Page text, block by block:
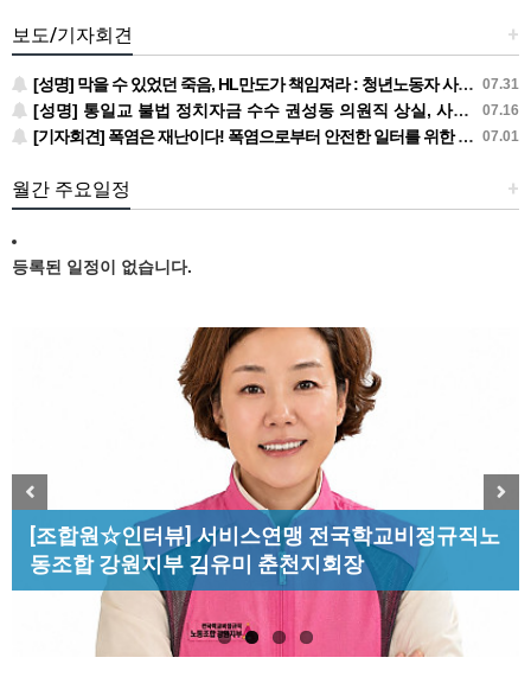
+
보도/기자회견
07.31
[성명] 막을 수 있었던 죽음, HL만도가 책임져라 : 청년노동자 사망사고의 철저한 진상규명과 재발방지 대책 마련하라
07.16
[성명] 통일교 불법 정치자금 수수 권성동 의원직 상실, 사필귀정이다
07.01
[기자회견] 폭염은 재난이다! 폭염으로부터 안전한 일터를 위한 민주노총 강원지역본부 폭염감시단 선포 기자회견
+
월간 주요일정
등록된 일정이 없습니다.
[산별소식] 건설산업연맹 플랜트건설노조 강원충
북지부
[조합원☆인터뷰] 서비스연맹 전국학교비정규직노
동조합 강원지부 김유미 춘천지회장
[성명] 막을 수 있었던 죽음, HL만도가 책임져라 :
청년노동자 사망사고의 철저한 진상규…
[강릉,속초,원주,춘천] 폭염감시단 사업 이모저모
Previous